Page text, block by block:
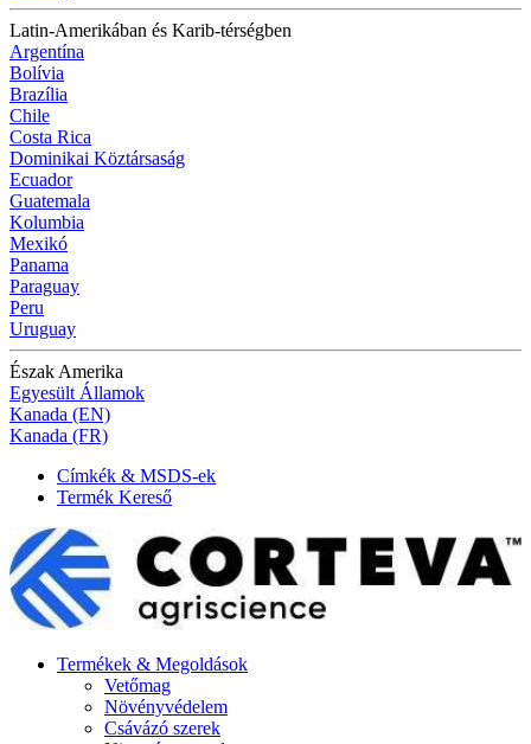
Latin-Amerikában és Karib-térségben
Argentína
Bolívia
Brazília
Chile
Costa Rica
Dominikai Köztársaság
Ecuador
Guatemala
Kolumbia
Mexikó
Panama
Paraguay
Peru
Uruguay
Észak Amerika
Egyesült Államok
Kanada (EN)
Kanada (FR)
Címkék & MSDS-ek
Termék Kereső
Termékek & Megoldások
Vetőmag
Növényvédelem
Csávázó szerek